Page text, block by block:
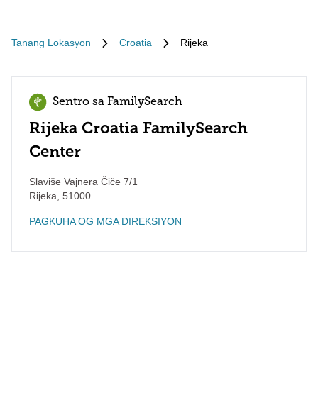
Tanang Lokasyon Croatia Rijeka
Sentro sa FamilySearch
Rijeka Croatia FamilySearch
Center
Slaviše Vajnera Čiče 7/1
Rijeka 51000
PAGKUHA OG MGA DIREKSIYON